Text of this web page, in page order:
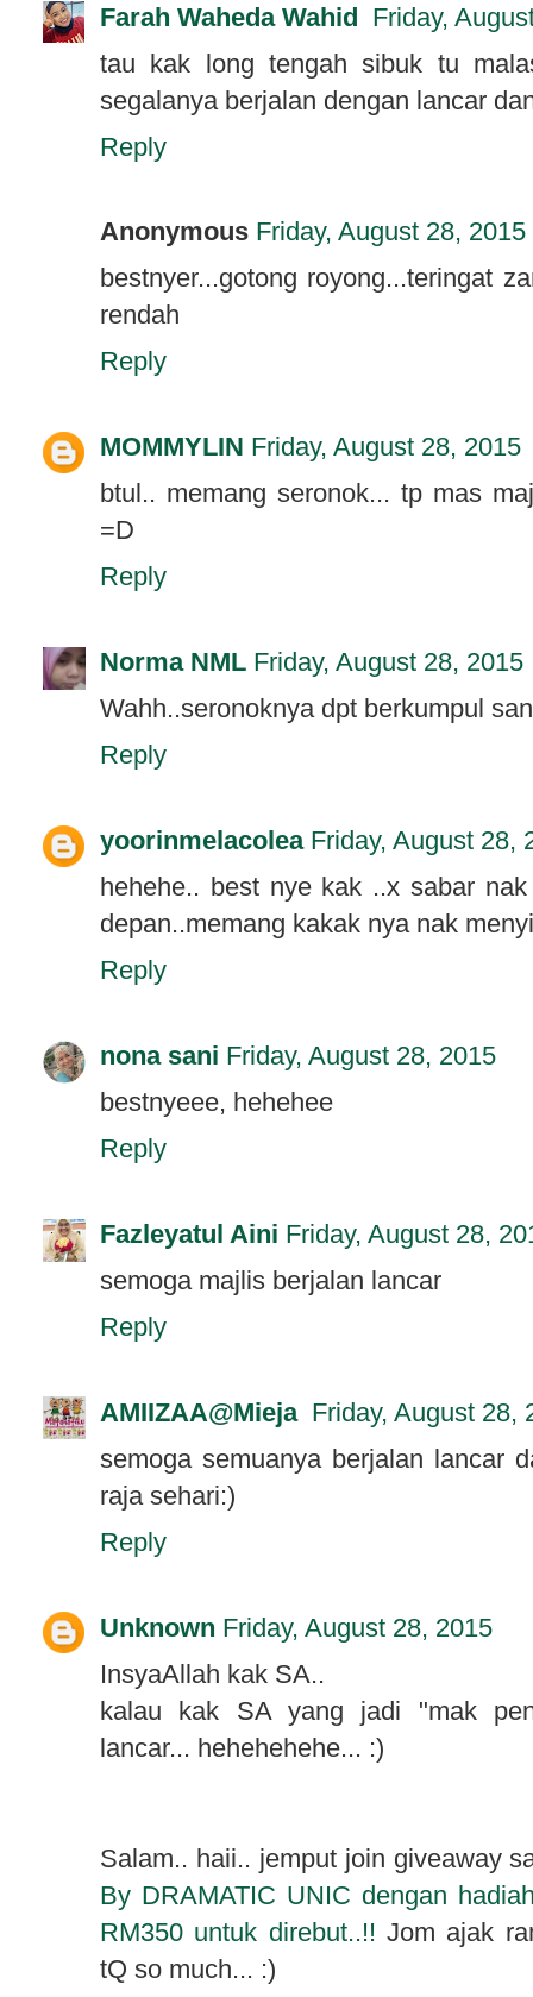
Farah Waheda Wahid Friday,
tau kak long tengah sibuk tu
segalanya berjalan dengan lancar
Reply
Anonymous Friday, August 28, 2015
bestnyer...gotong royong...teringat
rendah
Reply
MOMMYLIN Friday, August 28, 2015
btul.. memang seronok... tp mas
=D
Reply
Norma NML Friday, August 28, 2015
Wahh..seronoknya dpt berkumpul
Reply
yoorinmelacolea Friday, August 28,
hehehe.. best nye kak ..x sabar
depan..memang kakak nya nak
Reply
nona sani Friday, August 28, 2015
bestnyeee, hehehee
Reply
Fazleyatul Aini Friday, August 28,
semoga majlis berjalan lancar
Reply
AMIIZAA@Mieja Friday, August 28,
semoga semuanya berjalan lancar
raja sehari:)
Reply
Unknown Friday, August 28, 2015
InsyaAllah kak SA..
kalau kak SA yang jadi "mak
lancar... hehehehehe... :)
Salam.. haii.. jemput join giveaway
By DRAMATIC UNIC dengan
RM350 untuk direbut..!!Jom ajak
tQ so much... :)